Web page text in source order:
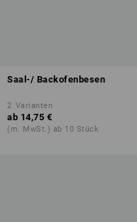
Saal-/ Backofenbesen
2 Varianten
ab 14,75 €
(m. MwSt.) ab 10 Stück